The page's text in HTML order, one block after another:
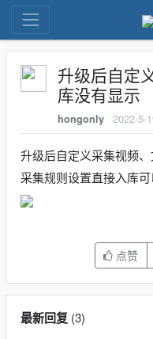
升级后自定
库没有显示
hongonly 2022-5-
升级后自定义采集视频
采集规则设置直接入库可
点赞
最新回复(3)